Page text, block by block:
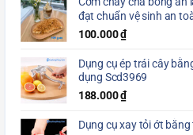
đạt chuẩn vệ sinh an
100.000₫
Dụng cụ ép trái cây
dụng Scd3969
188.000₫
Dụng cụ xay tỏi ớt